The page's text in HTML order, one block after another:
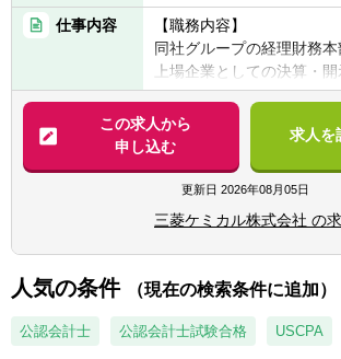
■監査法人における会計監
安5年以上）
■語学力：社内外の関係者
等を通じて英語でコミュ
ること
【歓迎経験・スキル】
■公認会計士
■IFRS適用企業における制
■上場企業における連結決
■新会計基準導入プロジェ
点の検討経験
仕事内容
【職務内容】
同社グループの経理財務本
上場企業としての決算・
もに、グループ全体の事
字」という形で社会へ発信
います。
【具体的には】
三菱ケミカルグループ・
会計関連業務を担当いた
また、単なる決算・開示
たな会計基準への対応や会
業部門や経営層との協働を
全体に影響を与える制度
この求人から
申し込む
求人を
更新日 2026年08月05日
三菱ケミカル株式会社 の
人気の条件 （現在の検索条件に追加）
公認会計士 公認会計士試験合格 USCPA